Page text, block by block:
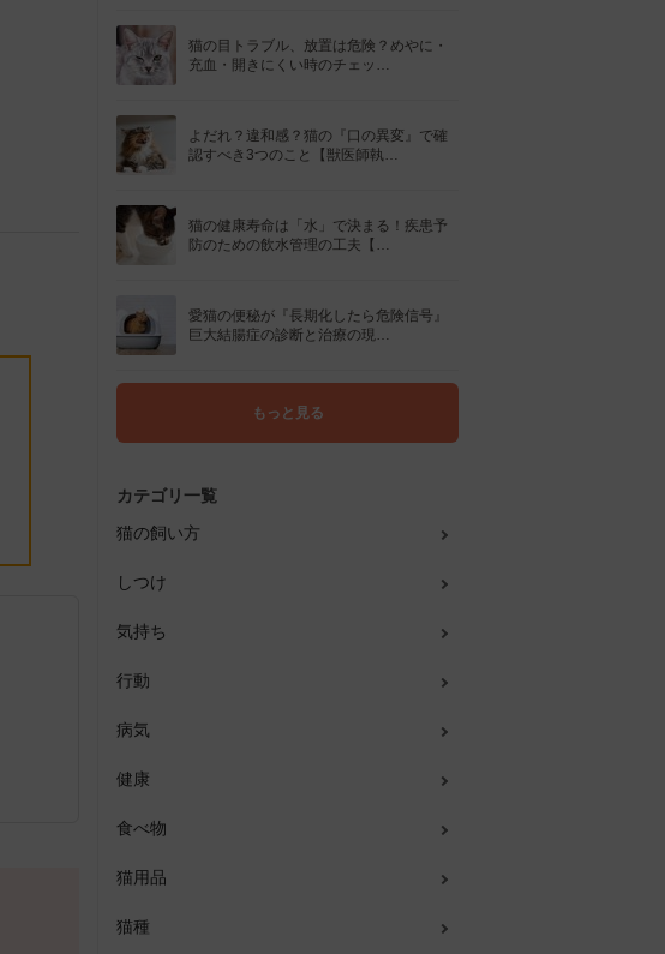
猫の目トラブル、放置は危険？めやに・
充血・開きにくい時のチェッ…
よだれ？違和感？猫の『口の異変』で確
認すべき3つのこと【獣医師執…
猫の健康寿命は「水」で決まる！疾患予
防のための飲水管理の工夫【…
愛猫の便秘が『長期化したら危険信号』
巨大結腸症の診断と治療の現…
もっと見る
カテゴリ一覧
猫の飼い方
しつけ
気持ち
行動
病気
健康
食べ物
猫用品
猫種